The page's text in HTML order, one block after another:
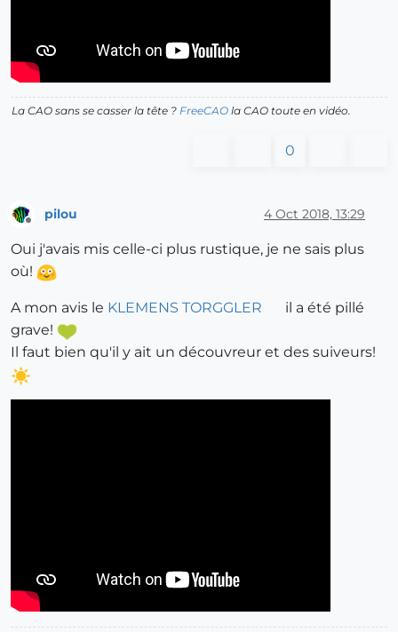
La CAO sans se casser la tête ? FreeCAO la CAO toute en vidéo.
0
pilou 4 Oct 2018, 13:29
Oui j'avais mis celle-ci plus rustique, je ne sais plus
où!
A mon avis le KLEMENS TORGGLER
il a été pillé
grave!
Il faut bien qu'il y ait un découvreur et des suiveurs!